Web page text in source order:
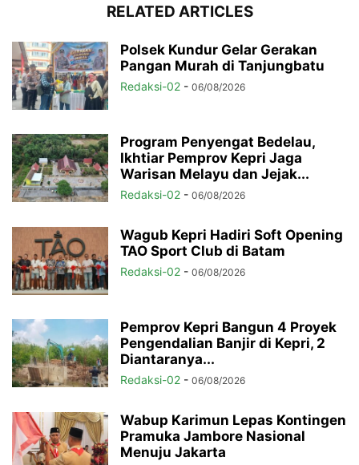
RELATED ARTICLES
Polsek Kundur Gelar Gerakan
Pangan Murah di Tanjungbatu
Redaksi-02 - 06/08/2026
Program Penyengat Bedelau,
Ikhtiar Pemprov Kepri Jaga
Warisan Melayu dan Jejak...
Redaksi-02 - 06/08/2026
Wagub Kepri Hadiri Soft Opening
TAO Sport Club di Batam
Redaksi-02 - 06/08/2026
Pemprov Kepri Bangun 4 Proyek
Pengendalian Banjir di Kepri, 2
Diantaranya...
Redaksi-02 - 06/08/2026
Wabup Karimun Lepas Kontingen
Pramuka Jambore Nasional
Menuju Jakarta